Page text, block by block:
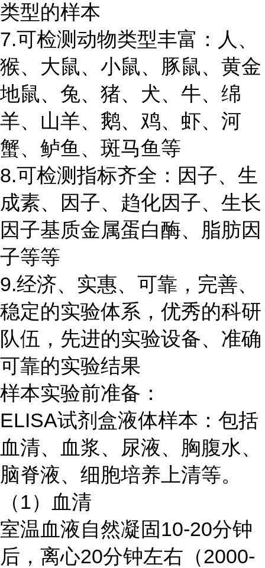
类型的样本
7.可检测动物类型丰富：人、
猴、大鼠、小鼠、豚鼠、黄金
地鼠、兔、猪、犬、牛、绵
羊、山羊、鹅、鸡、虾、河
蟹、鲈鱼、斑马鱼等
8.可检测指标齐全：因子、生
成素、因子、趋化因子、生长
因子基质金属蛋白酶、脂肪因
子等等
9.经济、实惠、可靠，完善、
稳定的实验体系，优秀的科研
队伍，先进的实验设备、准确
可靠的实验结果
样本实验前准备：
ELISA试剂盒液体样本：包括
血清、血浆、尿液、胸腹水、
脑脊液、细胞培养上清等。
（1）血清
室温血液自然凝固10-20分钟
后，离心20分钟左右（2000-